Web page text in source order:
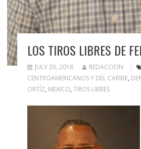
LOS TIROS LIBRES DE
JULY 20, 2018
REDACCION
CENTROAMERICANOS Y DEL CARIBE,
ORTÍZ, MEXICO, TIROS LIBRES